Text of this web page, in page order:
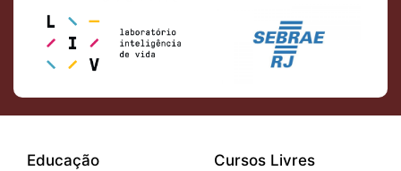
Educação Cursos Livres